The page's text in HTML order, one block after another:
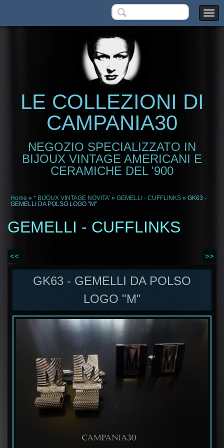
LE COLLEZIONI DI
CAMPANIA30
NEGOZIO SPECIALIZZATO IN
BIJOUX VINTAGE AMERICANI E
CERAMICHE DEL '900
Home » * BIJOUX VINTAGE NOVITA' » GEMELLI - CUFFLINKS » GK63 -
GEMELLI DA POLSO LOGO "M"
GEMELLI - CUFFLINKS
<< >>
GK63 - GEMELLI DA POLSO
LOGO "M"